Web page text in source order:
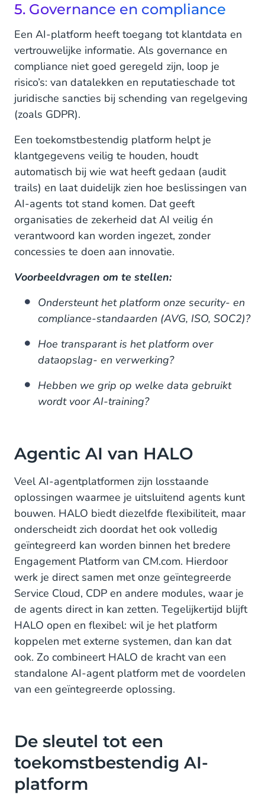
5. Governance en compliance
Een AI-platform heeft toegang tot klantdata en
vertrouwelijke informatie. Als governance en
compliance niet goed geregeld zijn, loop je
risico’s: van datalekken en reputatieschade tot
juridische sancties bij schending van regelgeving
(zoals GDPR).
Een toekomstbestendig platform helpt je
klantgegevens veilig te houden, houdt
automatisch bij wie wat heeft gedaan (audit
trails) en laat duidelijk zien hoe beslissingen van
AI-agents tot stand komen. Dat geeft
organisaties de zekerheid dat AI veilig én
verantwoord kan worden ingezet, zonder
concessies te doen aan innovatie.
Voorbeeldvragen om te stellen:
Ondersteunt het platform onze security- en
compliance-standaarden (AVG, ISO, SOC2)?
Hoe transparant is het platform over
dataopslag- en verwerking?
Hebben we grip op welke data gebruikt
wordt voor AI-training?
Agentic AI van HALO
Veel AI-agentplatformen zijn losstaande
oplossingen waarmee je uitsluitend agents kunt
bouwen. HALO biedt diezelfde flexibiliteit, maar
onderscheidt zich doordat het ook volledig
geïntegreerd kan worden binnen het bredere
Engagement Platform van CM.com. Hierdoor
werk je direct samen met onze geïntegreerde
Service Cloud, CDP en andere modules, waar je
de agents direct in kan zetten. Tegelijkertijd blijft
HALO open en flexibel: wil je het platform
koppelen met externe systemen, dan kan dat
ook. Zo combineert HALO de kracht van een
standalone AI-agent platform met de voordelen
van een geïntegreerde oplossing.
De sleutel tot een
toekomstbestendig AI-
platform